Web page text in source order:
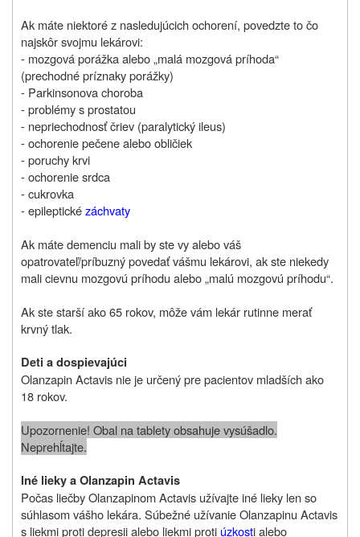
Ak máte niektoré z nasledujúcich ochorení, povedzte to čo
najskôr svojmu lekárovi:
- mozgová porážka alebo „malá mozgová príhoda“
(prechodné príznaky porážky)
- Parkinsonova choroba
- problémy s prostatou
- nepriechodnosť čriev (paralytický ileus)
- ochorenie pečene alebo obličiek
- poruchy krvi
- ochorenie srdca
- cukrovka
- epileptickézáchvaty
Ak máte demenciu mali by ste vy alebo váš
opatrovateľ/príbuzný povedať vášmu lekárovi, ak ste niekedy
mali cievnu mozgovú príhodu alebo „malú mozgovú príhodu“.
Ak ste starší ako 65 rokov, môže vám lekár rutinne merať
krvný tlak.
Deti a dospievajúci
Olanzapin Actavis nie je určený pre pacientov mladších ako
18 rokov.
Upozornenie! Obal na tablety obsahuje vysúšadlo.
Neprehĺtajte.
Iné lieky a Olanzapin Actavis
Počas liečby Olanzapinom Actavis užívajte iné lieky len so
súhlasom vášho lekára. Súbežné užívanie Olanzapinu Actavis
s liekmi proti depresii alebo liekmi proti úzkosti alebo